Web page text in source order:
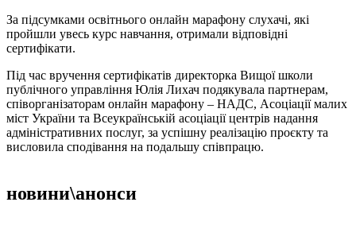
За підсумками освітнього онлайн марафону слухачі, які
пройшли увесь курс навчання, отримали відповідні
сертифікати.
Під час вручення сертифікатів директорка Вищої школи
публічного управління Юлія Лихач подякувала партнерам,
співорганізаторам онлайн марафону – НАДС, Асоціації малих
міст України та Всеукраїнській асоціації центрів надання
адміністративних послуг, за успішну реалізацію проєкту та
висловила сподівання на подальшу співпрацю.
новини\анонси